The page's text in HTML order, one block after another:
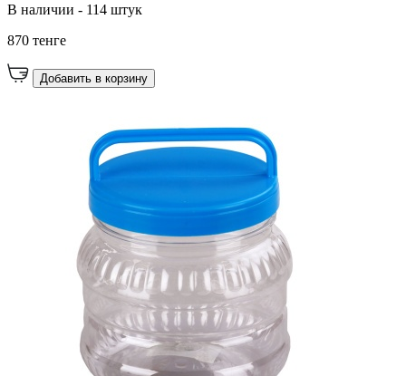
В наличии - 114 штук
870 тенге
Добавить в корзину